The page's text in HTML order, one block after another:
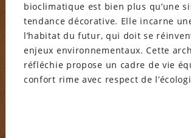
bioclimatique est bien plus qu’une
tendance décorative. Elle incarne
l’habitat du futur, qui doit se
enjeux environnementaux. Cette
réfléchie propose un cadre de vie
confort rime avec respect de